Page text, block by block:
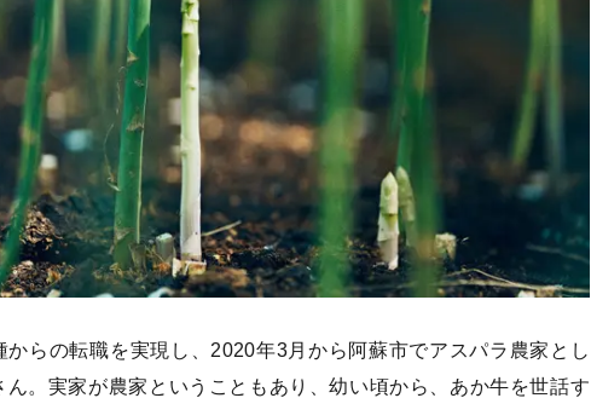
からの転職を実現し、2020年3月から阿蘇市でアスパラ農家とし
。実家が農家ということもあり、幼い頃から、あか牛を世話す